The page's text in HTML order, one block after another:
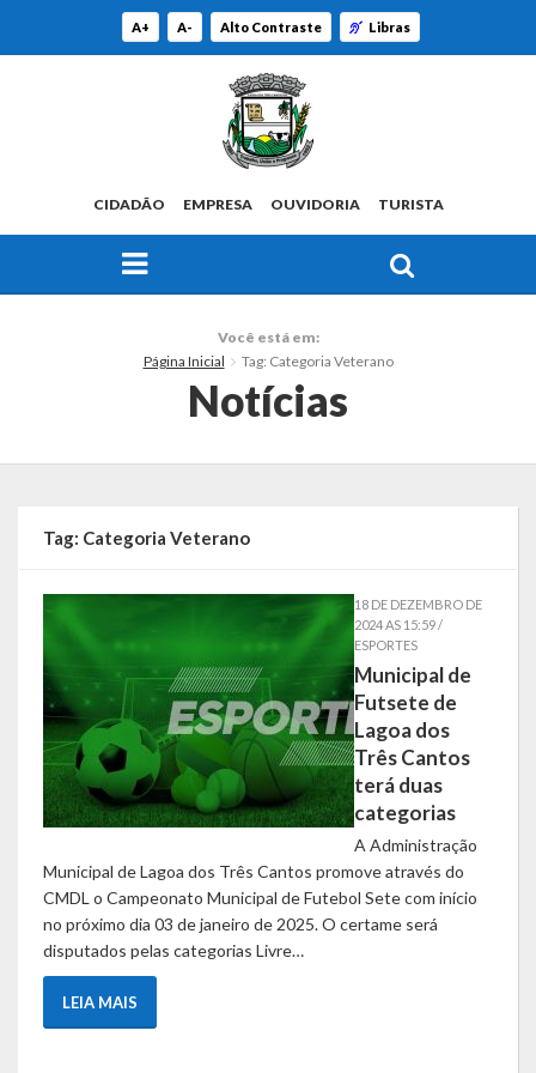
A+ A- Alto Contraste Libras
CIDADÃO EMPRESA OUVIDORIA TURISTA
Estatísticas
Governo
Administração
Ex-Administradores
Conselhos Municipais
Administração, Fazenda e Planejamento
Desenvolvimento Econômico
Desenvolvimento Social
Você está em:
Página Inicial
Tag: Categoria Veterano
Notícias
Tag: Categoria Veterano
18 DE DEZEMBRO DE
2024 AS 15:59 /
ESPORTES
Municipal de
Futsete de
Lagoa dos
Três Cantos
terá duas
categorias
A Administração
Municipal de Lagoa dos Três Cantos promove através do
CMDL o Campeonato Municipal de Futebol Sete com início
no próximo dia 03 de janeiro de 2025. O certame será
disputados pelas categorias Livre…
LEIA MAIS